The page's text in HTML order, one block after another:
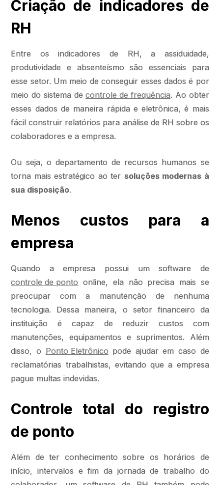
Criação de indicadores de
RH
Entre os indicadores de RH, a assiduidade,
produtividade e absenteísmo são essenciais para
esse setor. Um meio de conseguir esses dados é por
meio do sistema decontrole de frequência. Ao obter
esses dados de maneira rápida e eletrônica, é mais
fácil construir relatórios para análise de RH sobre os
colaboradores e a empresa.
Ou seja, o departamento de recursos humanos se
torna mais estratégico ao ter soluções modernas à
sua disposição.
Menos custos para a
empresa
Quando a empresa possui um software de
controle de ponto online, ela não precisa mais se
preocupar com a manutenção de nenhuma
tecnologia. Dessa maneira, o setor financeiro da
instituição é capaz de reduzir custos com
manutenções, equipamentos e suprimentos. Além
disso, o Ponto Eletrônicopode ajudar em caso de
reclamatórias trabalhistas, evitando que a empresa
pague multas indevidas.
Controle total do registro
de ponto
Além de ter conhecimento sobre os horários de
início, intervalos e fim da jornada de trabalho do